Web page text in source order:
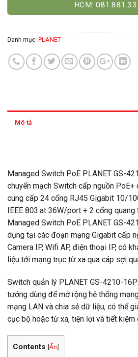
HCM:
Danh mục: PLANET
Mô tả
Managed Switch PoE PLANET GS-
chuyển mạch Switch cấp nguồn PoE+
cung cấp 24 cổng RJ45 Gigabit 10/
IEEE 803.at 36W/port + 2 cổng
Managed Switch PoE PLANET GS-
dụng tại các đoạn mạng Gigabit cấp
Camera IP, Wifi AP, điện thoại IP, có
liệu tới mạng trục từ xa qua cáp sợi
Switch quản lý PLANET GS-4210-
tưởng dùng để mở rộng hệ thống
mạng LAN và chia sẻ dữ liệu, có thể
cục bộ hoặc từ xa, tiện lợi và tiết kiệm
Contents [Ẩn]